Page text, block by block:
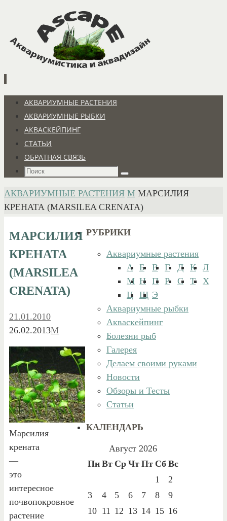
содержимому
Перейти
содержимому
АКВАРИУМНЫЕ РАСТЕНИЯ
АКВАРИУМНЫЕ РЫБКИ
АКВАСКЕЙПИНГ
СТАТЬИ
ОБРАТНАЯ СВЯЗЬ
Что
Поиск
ГЛАВНАЯ
АКВАРИУМНЫЕ РАСТЕНИЯ М МАРСИЛИЯ
КРЕНАТА (MARSILEA CRENATA)
МАРСИЛИЯ
КРЕНАТА
(MARSILEA
CRENATA)
21.01.2010
26.02.2013М
Марсилия
крената
—
это
интересное
почвопокровное
растение
РУБРИКИ
Аквариумные растения
А Б В Г Д К
Л
М Н П Р С Т
Х
Ц Щ Э
Аквариумные рыбки
Акваскейпинг
Болезни рыб
Галерея
Делаем своими руками
Новости
Обзоры и Тесты
Статьи
КАЛЕНДАРЬ
Август 2026
Пн Вт Ср Чт Пт Сб Вс
1
2
3
4 5 6 7 8
9
10 11 12 13 14 15 16